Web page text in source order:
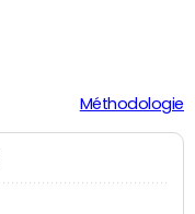
Méthodologie